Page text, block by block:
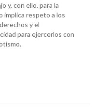
y, con ello, para la
implica respeto a los
y el
para ejercerlos con